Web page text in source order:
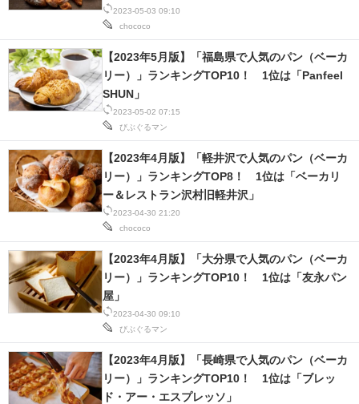
2023-05-03 09:10
chococo
2023-05-02 07:15
びぶぐるマン
【2023年5月版】「福島県で人気のパン（ベーカ
リー）」ランキングTOP10！ 1位は「Panfeel
SHUN」
2023-04-30 21:20
chococo
【2023年4月版】「軽井沢で人気のパン（ベーカ
リー）」ランキングTOP8！ 1位は「ベーカリ
ー＆レストラン沢村旧軽井沢」
2023-04-30 09:10
びぶぐるマン
【2023年4月版】「大分県で人気のパン（ベーカ
リー）」ランキングTOP10！ 1位は「友永パン
屋」
【2023年4月版】「長崎県で人気のパン（ベーカ
リー）」ランキングTOP10！ 1位は「ブレッ
ド・アー・エスプレッソ」